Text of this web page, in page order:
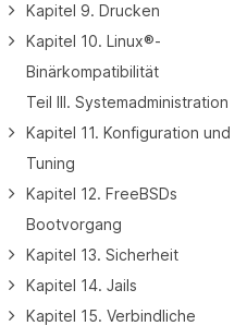
Kapitel 9. Drucken
Kapitel 10. Linux®-
Binärkompatibilität
Teil III. Systemadministration
Kapitel 11. Konfiguration und
Tuning
Kapitel 12. FreeBSDs
Bootvorgang
Kapitel 13. Sicherheit
Kapitel 14. Jails
Kapitel 15. Verbindliche